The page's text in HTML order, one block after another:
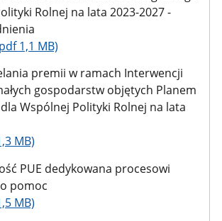
Rolnej na lata 2023-2027 -
1,1 MB)
premii w ramach Interwencji
gospodarstw objętych Planem
Wspólnej Polityki Rolnej na lata
MB)
PUE dedykowana procesowi
pomoc
MB)